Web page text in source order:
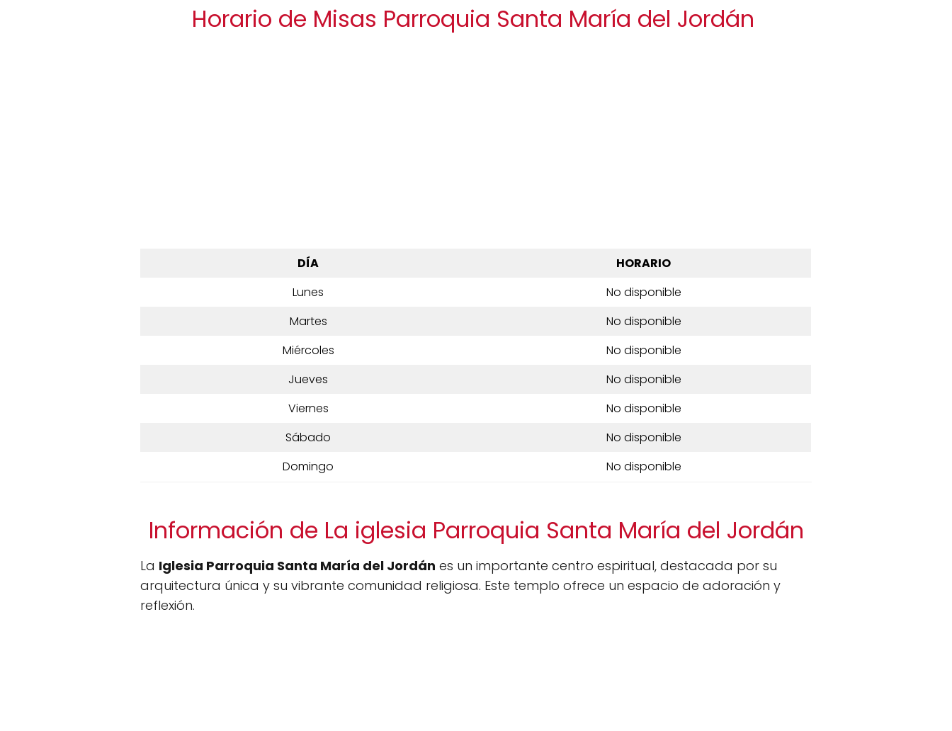
Horario de Misas Parroquia Santa María del Jordán
DÍA
HORARIO
Lunes
No disponible
Martes
No disponible
Miércoles
No disponible
Jueves
No disponible
Viernes
No disponible
Sábado
No disponible
Domingo
No disponible
Información de La iglesia Parroquia Santa María del Jordán
La Iglesia Parroquia Santa María del Jordán es un importante centro espiritual, destacada por su
arquitectura única y su vibrante comunidad religiosa. Este templo ofrece un espacio de adoración y
reflexión.